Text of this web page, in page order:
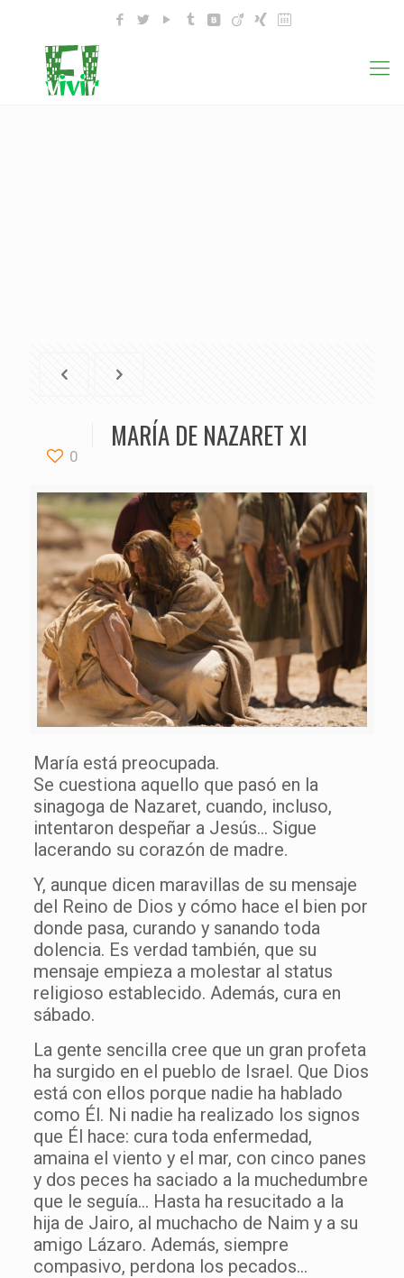
0
MARÍA DE NAZARET XI
María está preocupada.
Se cuestiona aquello que pasó en la
sinagoga de Nazaret, cuando, incluso,
intentaron despeñar a Jesús… Sigue
lacerando su corazón de madre.
Y, aunque dicen maravillas de su mensaje
del Reino de Dios y cómo hace el bien por
donde pasa, curando y sanando toda
dolencia. Es verdad también, que su
mensaje empieza a molestar al status
religioso establecido. Además, cura en
sábado.
La gente sencilla cree que un gran profeta
ha surgido en el pueblo de Israel. Que Dios
está con ellos porque nadie ha hablado
como Él. Ni nadie ha realizado los signos
que Él hace: cura toda enfermedad,
amaina el viento y el mar, con cinco panes
y dos peces ha saciado a la muchedumbre
que le seguía… Hasta ha resucitado a la
hija de Jairo, al muchacho de Naim y a su
amigo Lázaro. Además, siempre
compasivo, perdona los pecados…